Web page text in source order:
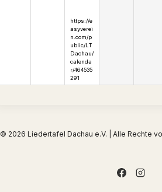
https://e
asyverei
n.com/p
ublic/LT
Dachau/
calenda
r/464535
291
© 2026 Liedertafel Dachau e.V. | Alle Rechte